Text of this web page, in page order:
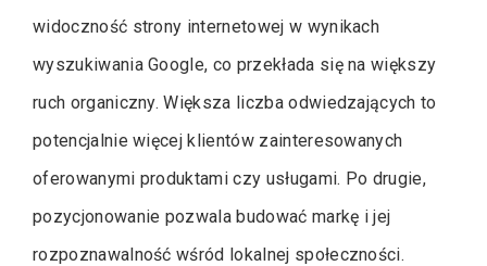
widoczność strony internetowej w wynikach
wyszukiwania Google, co przekłada się na większy
ruch organiczny. Większa liczba odwiedzających to
potencjalnie więcej klientów zainteresowanych
oferowanymi produktami czy usługami. Po drugie,
pozycjonowanie pozwala budować markę i jej
rozpoznawalność wśród lokalnej społeczności.